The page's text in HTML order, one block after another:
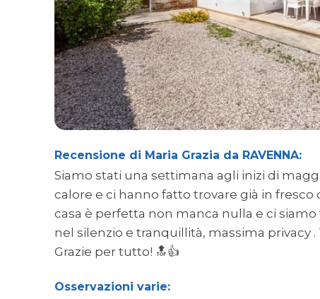
Recensione di Maria Grazia da RAVENNA:
Siamo stati una settimana agli inizi di
calore e ci hanno fatto trovare già in
casa è perfetta non manca nulla e ci
nel silenzio e tranquillità, massima privacy
Grazie per tutto! 🔝👍
Osservazioni varie: